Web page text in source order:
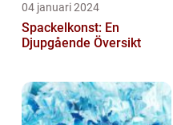
04 januari 2024
Spackelkonst: En
Djupgående Översikt